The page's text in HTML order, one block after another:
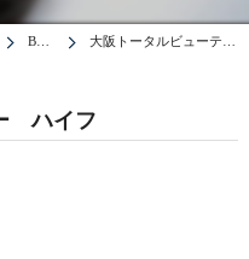
BLOG 大阪トータルビューティー ハイフ
ハイフ